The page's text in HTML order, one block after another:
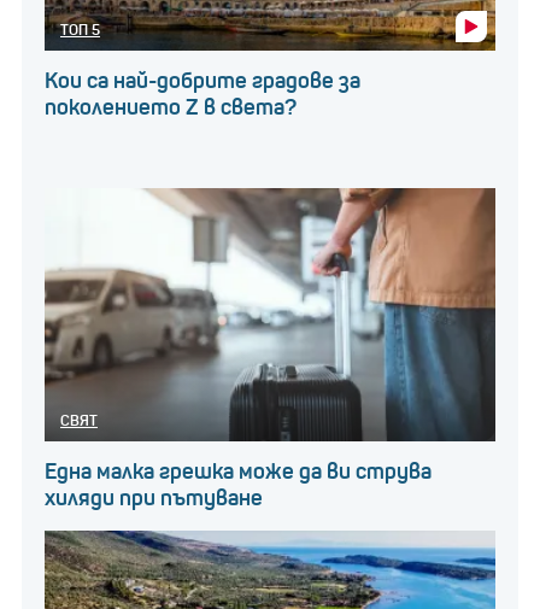
ТОП 5
Кои са най-добрите градове за
поколението Z в света?
СВЯТ
Една малка грешка може да ви струва
хиляди при пътуване